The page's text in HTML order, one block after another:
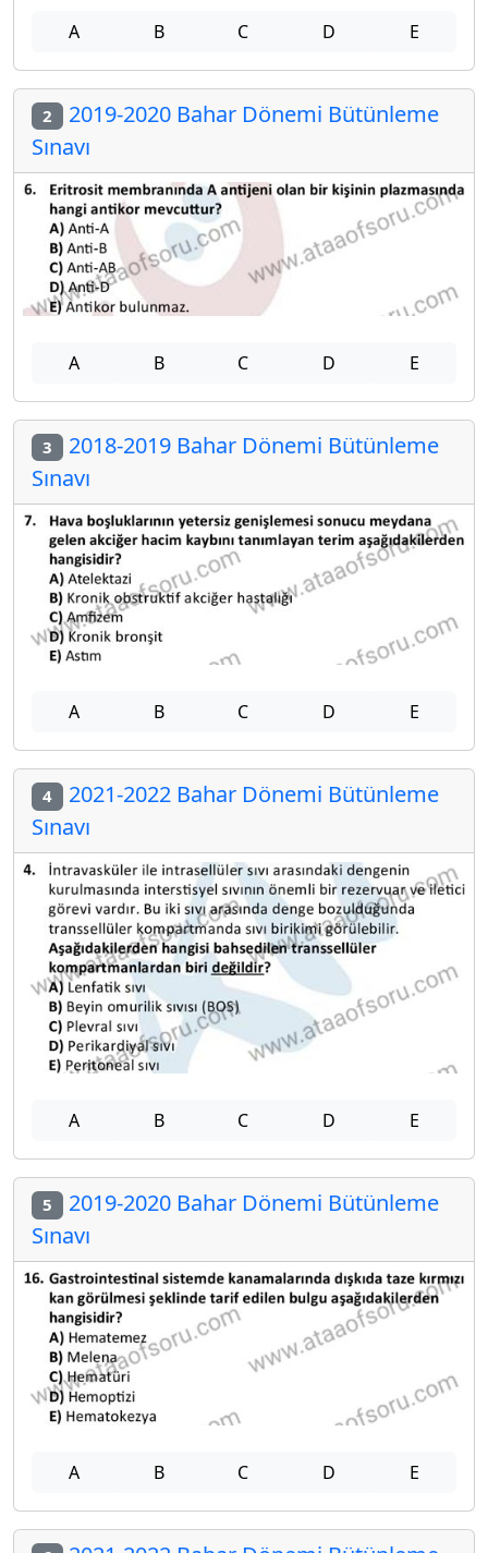
A B C D E
2 2019-2020 Bahar Dönemi Bütünleme
Sınavı
A B C D E
3 2018-2019 Bahar Dönemi Bütünleme
Sınavı
A B C D E
4 2021-2022 Bahar Dönemi Bütünleme
Sınavı
A B C D E
5 2019-2020 Bahar Dönemi Bütünleme
Sınavı
A B C D E